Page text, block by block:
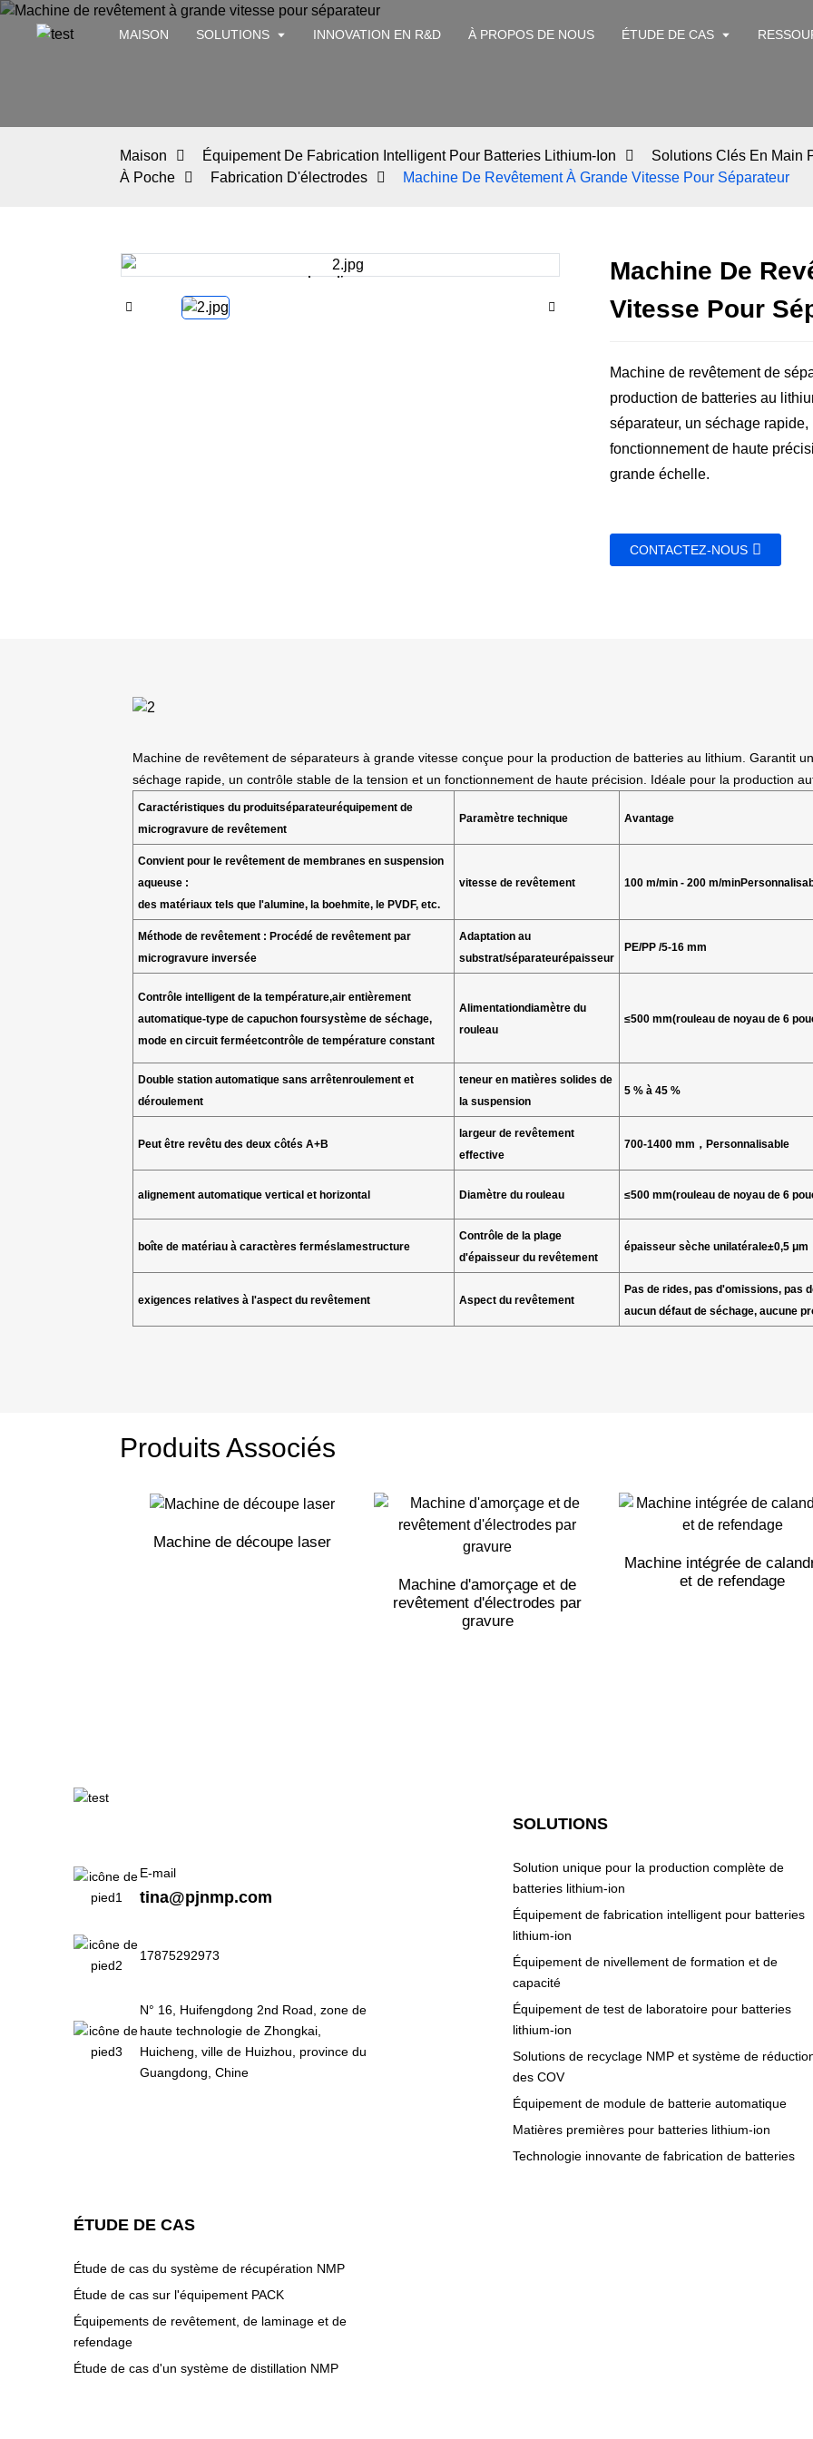
MAISON SOLUTIONS INNOVATION EN R&D À PROPOS DE NOUS ÉTUDE DE CAS
Maison Équipement De Fabrication Intelligent Pour Batteries Lithium-Ion
Solutions Clés En Main
À Poche
Fabrication D'électrodes Machine De Revêtement À Grande Vitesse Pour Séparateur
Loading...
Loading...
Machine De
Vitesse Pour
Machine de revêtement de
production de batteries au
séparateur, un séchage
fonctionnement de haute
grande échelle.
CONTACTEZ-NOUS
Machine de revêtement de séparateurs à grande vitesse conçue pour la production de batteries au lithium. Garantit
séchage rapide, un contrôle stable de la tension et un fonctionnement de haute précision. Idéale pour la production
Caractéristiques du produitséparateuréquipement de
microgravure de revêtement
Paramètre technique Avantage
Convient pour le revêtement de membranes en suspension
aqueuse :
des matériaux tels que l'alumine, la boehmite, le PVDF, etc.
vitesse de revêtement 100 m/min - 200 m/min
Méthode de revêtement : Procédé de revêtement par
microgravure inversée
Adaptation au
substrat/séparateurépaisseur
PE/PP /5-16 mm
Contrôle intelligent de la température,air entièrement
automatique-type de capuchon foursystème de séchage,
mode en circuit ferméetcontrôle de température constant
Alimentationdiamètre du
rouleau
≤500 mm(rouleau de noyau de 6
Double station automatique sans arrêtenroulement et
déroulement
teneur en matières solides de
la suspension
5 % à 45 %
Peut être revêtu des deux côtés A+B
largeur de revêtement
effective
700-1400 mm ， Personnalisable
alignement automatique vertical et horizontal Diamètre du rouleau ≤500 mm(rouleau de noyau de 6
boîte de matériau à caractères fermés lamestructure
Contrôle de la plage
d'épaisseur du revêtement
épaisseur sèche unilatérale±0,5 μm
exigences relatives à l'aspect du revêtement Aspect du revêtement
Pas de rides, pas d'omissions, pas
aucun défaut de séchage, aucune
Produits Associés
Machine de découpe laser
Machine d'amorçage et de
revêtement d'électrodes par
gravure
Machine intégrée de
et de refendage
E-mail
tina@pjnmp.com
17875292973
N° 16, Huifengdong 2nd Road, zone de
haute technologie de Zhongkai,
Huicheng, ville de Huizhou, province du
Guangdong, Chine
SOLUTIONS
Solution unique pour la production complète de
batteries lithium-ion
Équipement de fabrication intelligent pour batteries
lithium-ion
Équipement de nivellement de formation et de
capacité
Équipement de test de laboratoire pour batteries
lithium-ion
Solutions de recyclage NMP et système de
des COV
Équipement de module de batterie automatique
Matières premières pour batteries lithium-ion
Technologie innovante de fabrication de batteries
ÉTUDE DE CAS
Étude de cas du système de récupération NMP
Étude de cas sur l'équipement PACK
Équipements de revêtement, de laminage et de
refendage
Étude de cas d'un système de distillation NMP